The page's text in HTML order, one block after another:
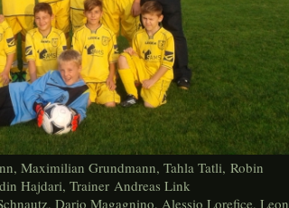
Maximilian Grundmann, Tahla Tatli,Robin
Hajdari, Trainer Andreas Link
Dario Magagnino, Alessio Lorefice, Leon